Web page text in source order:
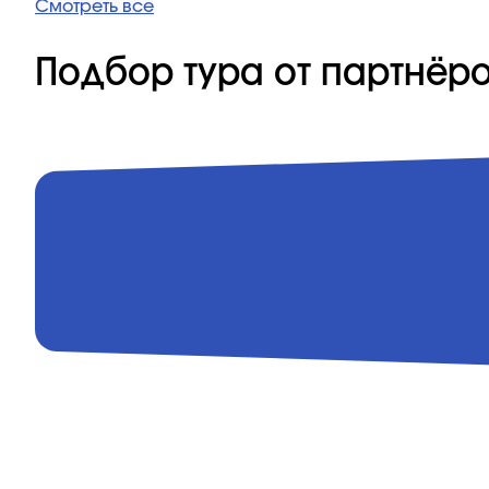
Смотреть все
Подбор тура от